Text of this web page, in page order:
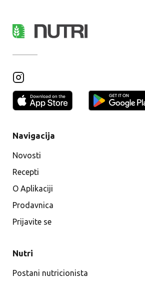
Navigacija
Novosti
Recepti
O Aplikaciji
Prodavnica
Prijavite se
Nutri
Postani nutricionista